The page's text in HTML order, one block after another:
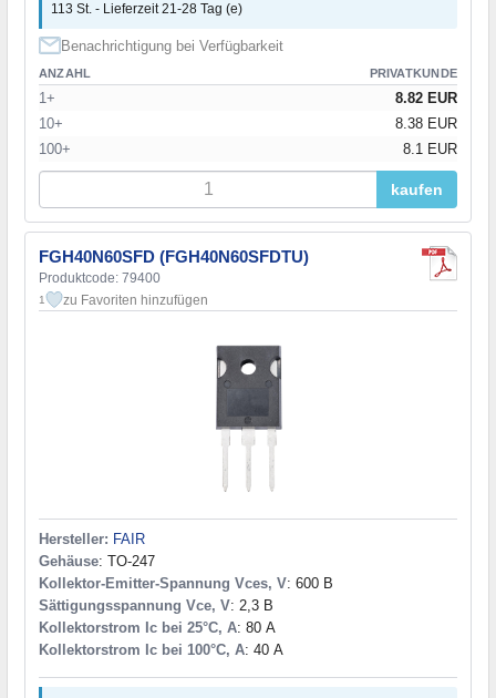
113 St. - Lieferzeit 21-28 Tag (e)
Benachrichtigung bei Verfügbarkeit
ANZAHL PRIVATKUNDE
1+
8.82 EUR
10+
8.38 EUR
100+
8.1 EUR
kaufen
FGH40N60SFD (FGH40N60SFDTU)
Produktcode: 79400
1 zu Favoriten hinzufügen
Hersteller: FAIR
Gehäuse: TO-247
Kollektor-Emitter-Spannung Vces, V: 600 В
Sättigungsspannung Vce, V: 2,3 В
Kollektorstrom Ic bei 25°C, A: 80 А
Kollektorstrom Ic bei 100°C, A: 40 А